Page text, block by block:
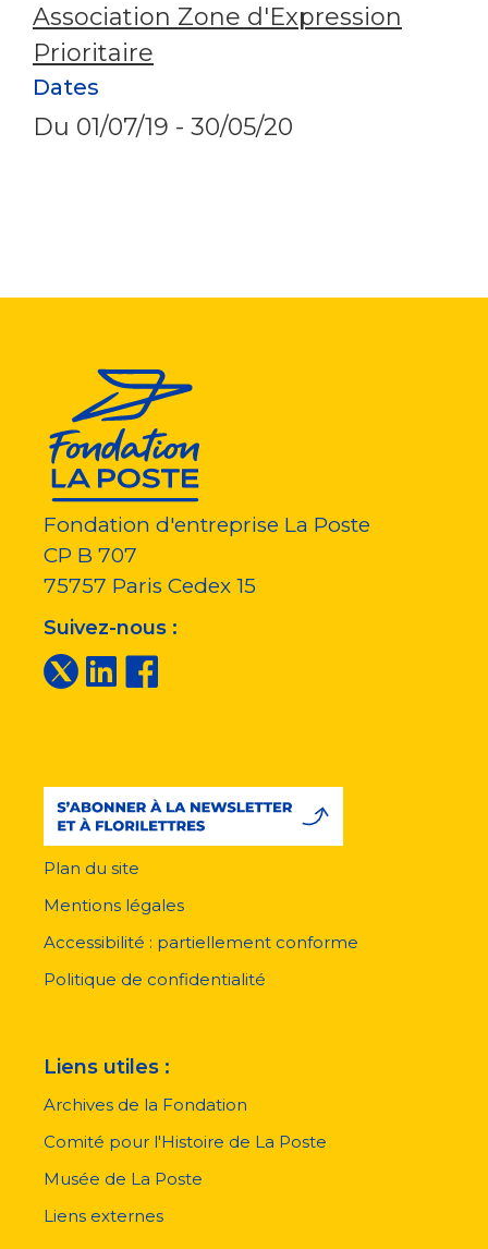
Association Zone d'Expression
Prioritaire
Dates
Du 01/07/19 - 30/05/20
Fondation d'entreprise La Poste
CP B 707
75757 Paris Cedex 15
Suivez-nous :
pied
page
Plan du site
Mentions légales
Accessibilité : partiellement conforme
Politique de confidentialité
Liens utiles :
Archives de la Fondation
Comité pour l'Histoire de La Poste
Musée de La Poste
Liens externes